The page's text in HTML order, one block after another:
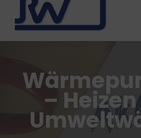
LEISTUNGEN
FÖRDERMITTEL
–